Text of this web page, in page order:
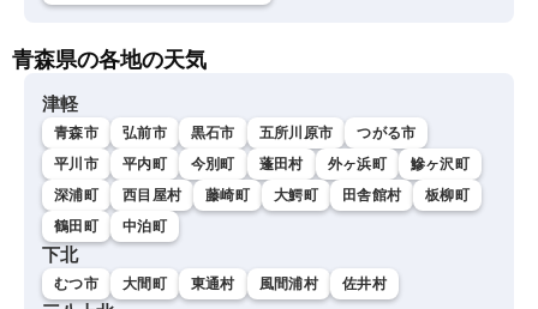
青森県の各地の天気
津軽
青森市 弘前市 黒石市 五所川原市
つがる市
平川市
平内町 今別町 蓬田村 外ヶ浜町
鰺ヶ沢町
深浦町
西目屋村 藤崎町 大鰐町 田舎館村
板柳町
鶴田町
中泊町
下北
むつ市 大間町 東通村 風間浦村 佐井村